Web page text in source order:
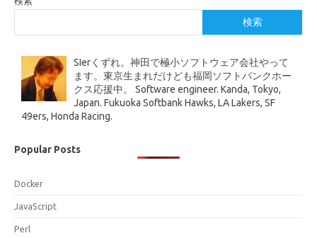
検索
SIerくずれ。神田で極小ソフトウェア会社やって
ます。東京生まれだけども福岡ソフトバンクホー
クス応援中。 Software engineer. Kanda, Tokyo,
Japan. Fukuoka Softbank Hawks, LA Lakers, SF
49ers, Honda Racing.
Popular Posts
Docker
JavaScript
Perl